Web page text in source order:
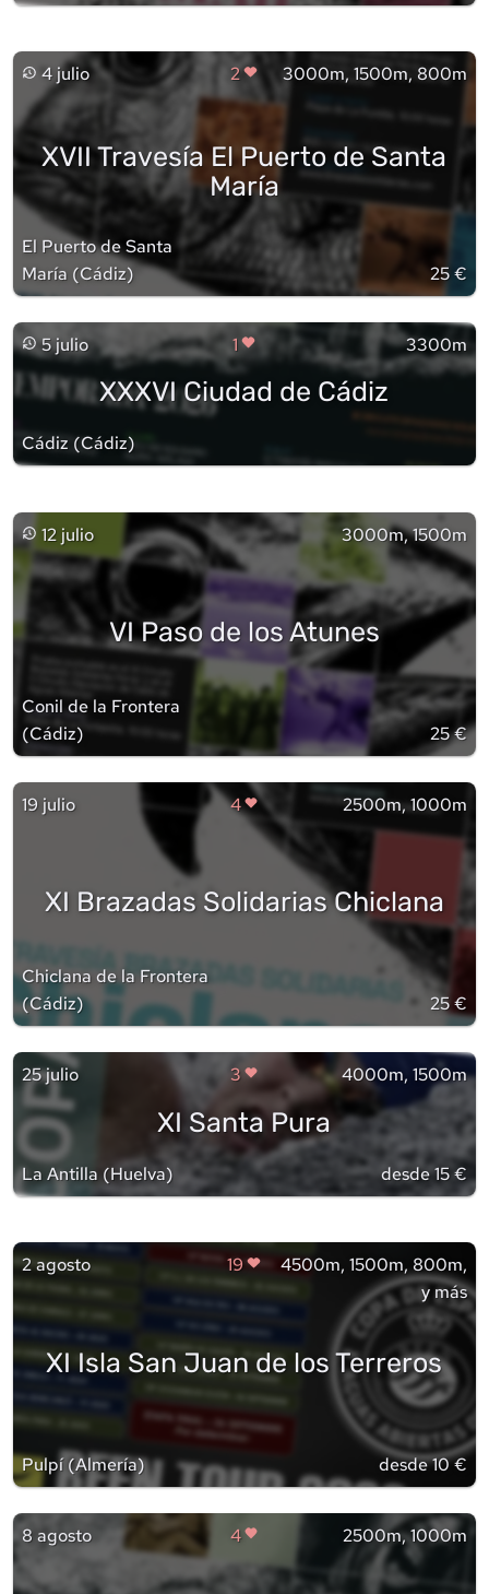
4 julio 2 3000m, 1500m, 800m
XVII Travesía El Puerto de Santa
María
El Puerto de Santa
María (Cádiz) 25 €
5 julio 1 3300m
XXXVI Ciudad de Cádiz
Cádiz (Cádiz)
12 julio 3000m, 1500m
VI Paso de los Atunes
Conil de la Frontera
(Cádiz) 25 €
19 julio 4 2500m, 1000m
XI Brazadas Solidarias Chiclana
Chiclana de la Frontera
(Cádiz) 25 €
25 julio 3 4000m, 1500m
XI Santa Pura
La Antilla (Huelva) desde 15 €
2 agosto 19
4500m, 1500m, 800m,
y más
XI Isla San Juan de los Terreros
Pulpí(Almería) desde 10 €
8 agosto 4 2500m, 1000m